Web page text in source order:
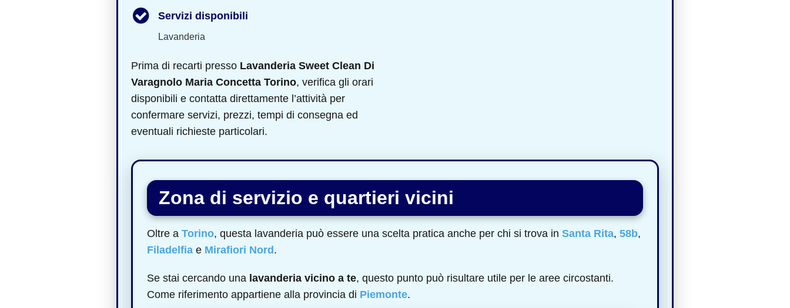
Servizi disponibili
Lavanderia
Prima di recarti presso Lavanderia Sweet Clean Di
Varagnolo Maria Concetta Torino, verifica gli orari
disponibili e contatta direttamente l’attività per
confermare servizi, prezzi, tempi di consegna ed
eventuali richieste particolari.
Zona di servizio e quartieri vicini
Oltre a Torino, questa lavanderia può essere una scelta pratica anche per chi si trova in Santa Rita, 58b,
Filadelfia e Mirafiori Nord.
Se stai cercando una lavanderia vicino a te, questo punto può risultare utile per le aree circostanti.
Come riferimento appartiene alla provincia di Piemonte.